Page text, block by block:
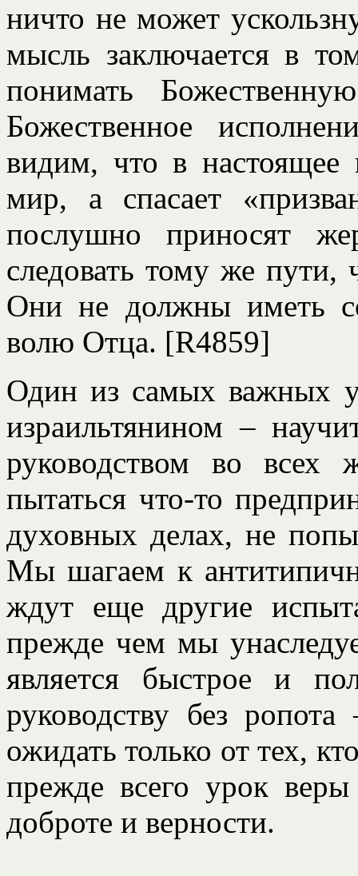
ничто не может
мысль заключается в
понимать
Божественное
видим, что в настоящее
мир, а спасает
послушно приносят
следовать тому же
Они не должны иметь
волю Отца. [R4859]
Один из самых важных
израильтянином –
руководством во всех
пытаться что-то
духовных делах, не
Мы шагаем к
ждут еще другие
прежде чем мы
является быстрое и
руководству без
ожидать только от тех,
прежде всего урок
доброте и верности.